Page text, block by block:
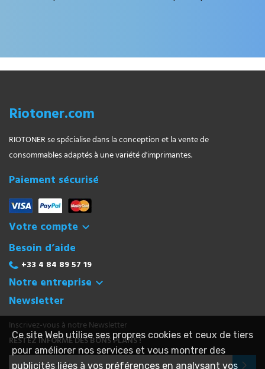
Ce site Web utilise ses propres cookies et ceux de tiers
pour améliorer nos services et vous montrer des
publicités liées à vos préférences en analysant vos
Riotoner.com
RIOTONER se spécialise dans la conception et la vente de
consommables adaptés à une variété d'imprimantes.
Paiement sécurisé
Votre compte 
Besoin d’aide
+33 4 84 89 57 19
Notre entreprise 
Newsletter
Inscrivez-vous à notre Newsletter
RESTEZ INFORMÉ DES BONS PLANS !